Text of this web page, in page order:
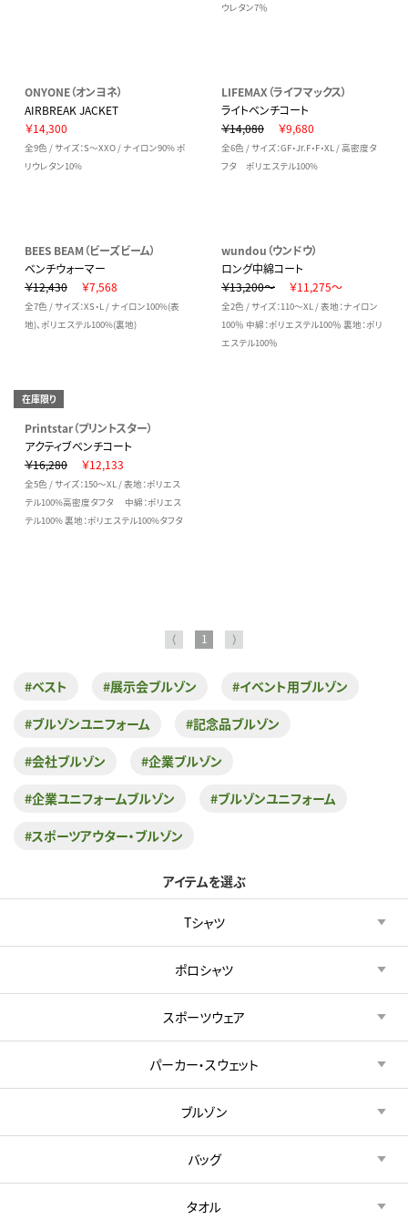
ウレタン7％
ONYONE（オンヨネ）
AIRBREAK JACKET
￥14,300
全9色 / サイズ：S～XXO / ナイロン90% ポ
リウレタン10%
LIFEMAX（ライフマックス）
ライトベンチコート
￥14,080
￥9,680
全6色 / サイズ：GF・Jr.F・F・XL / 高密度タ
フタ ポリエステル100%
BEES BEAM（ビーズビーム）
ベンチウォーマー
￥12,430
￥7,568
全7色 / サイズ：XS・L / ナイロン100%(表
地)、ポリエステル100%(裏地)
wundou（ウンドウ）
ロング中綿コート
￥13,200～
￥11,275～
全2色 / サイズ：110～XL / 表地：ナイロン
100％ 中綿：ポリエステル100％ 裏地：ポリ
エステル100％
在庫限り
Printstar（プリントスター）
アクティブベンチコート
￥16,280
￥12,133
全5色 / サイズ：150～XL / 表地：ポリエス
テル100%高密度タフタ 中綿：ポリエス
テル100% 裏地：ポリエステル100%タフタ
⟨ 1 ⟩
#ベスト #展示会ブルゾン #イベント用ブルゾン
#ブルゾンユニフォーム #記念品ブルゾン
#会社ブルゾン #企業ブルゾン
#企業ユニフォームブルゾン #ブルゾンユニフォーム
#スポーツアウター・ブルゾン
アイテムを選ぶ
Tシャツ
ポロシャツ
スポーツウェア
パーカー・スウェット
ブルゾン
バッグ
タオル